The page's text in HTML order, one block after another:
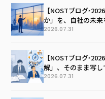
【NOSTブログ
か」を、自社の未
2026.07.31
【NOSTブログ
解」、そのまま写
マップを描く技術
2026.07.31